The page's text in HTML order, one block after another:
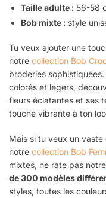
Taille adulte : 56-58
Bob mixte : style
Tu veux ajouter une
notre collection Bob
broderies
colorés et légers,
fleurs éclatantes et ses
touche vibrante à ton
Mais si tu veux un
notre collection Bob
mixtes, ne rate pas notre
de 300 modèles
styles, toutes les